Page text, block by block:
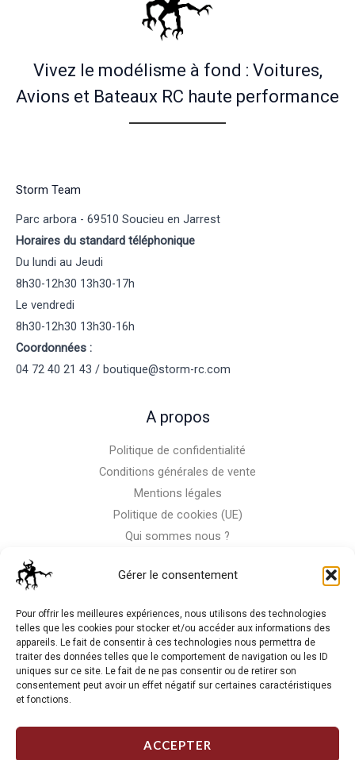
Gérer le consentement
Pour offrir les meilleures expériences, nous utilisons des technologies
telles que les cookies pour stocker et/ou accéder aux informations des
appareils. Le fait de consentir à ces technologies nous permettra de
traiter des données telles que le comportement de navigation ou les ID
uniques sur ce site. Le fait de ne pas consentir ou de retirer son
consentement peut avoir un effet négatif sur certaines caractéristiques
et fonctions.
ACCEPTER
Vivez le modélisme à fond : Voitures,
Avions et Bateaux RC haute performance
Storm Team
Parc arbora - 69510 Soucieu en Jarrest
Horaires du standard téléphonique
Du lundi au Jeudi
8h30-12h30 13h30-17h
Le vendredi
8h30-12h30 13h30-16h
Coordonnées :
04 72 40 21 43 / boutique@storm-rc.com
A propos
Politique de confidentialité
Conditions générales de vente
Mentions légales
Politique de cookies (UE)
Qui sommes nous ?
La RC n'est pas notre seule passion, venez visiter notre shop
de motos